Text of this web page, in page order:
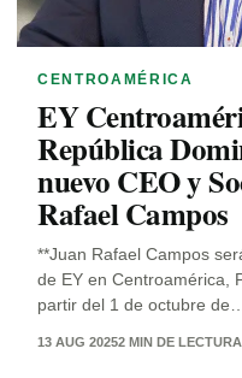
CENTROAMÉRICA
EY
República
nuevo CEO y
Rafael Campos
**Juan Rafael Campos
de EY en Centroamérica,
partir del 1 de octubre
13 AUG 20252 MIN DE LECTURA